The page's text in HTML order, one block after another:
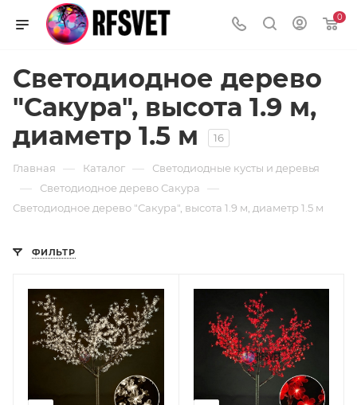
0
Светодиодное дерево
"Сакура", высота 1.9 м,
диаметр 1.5 м
16
Главная — Каталог — Светодиодные кусты и деревья
— Светодиодное дерево Сакура —
Светодиодное дерево "Сакура", высота 1.9 м, диаметр 1.5 м
ФИЛЬТР